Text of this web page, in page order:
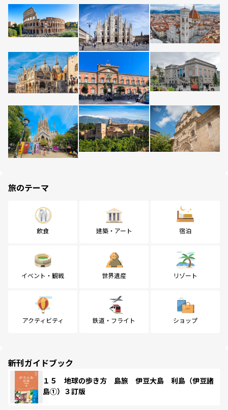
旅のテーマ
飲食 建築・アート 宿泊
イベント・観戦 世界遺産 リゾート
アクティビティ 鉄道・フライト ショップ
新刊ガイドブック
１５ 地球の歩き方 島旅 伊豆大島 利島（伊豆諸
島①）３訂版